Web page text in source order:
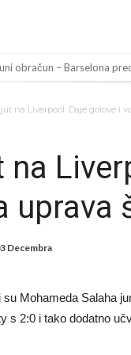
obračun – Barselona
dovodi zvijezdu Serie A
sudija optužen za
se vratio na teren nakon
na Liverpool: Daje golove i
na
uprava
Decembra
Mohameda Salaha
s 2:0 i tako dodatno